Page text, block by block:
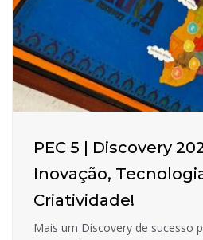
PEC 5 | Discovery
Inovação,
Criatividade!
Mais um Discovery de sucesso